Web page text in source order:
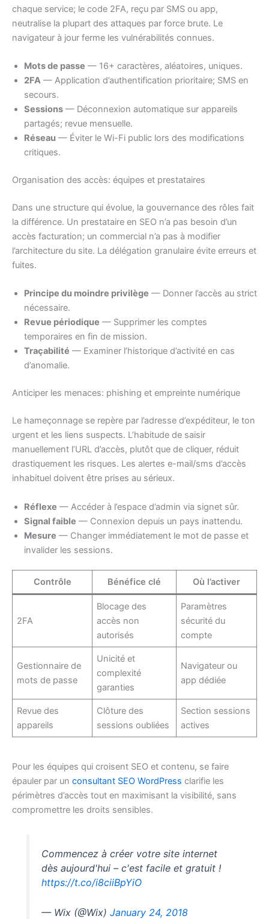
chaque service; le code 2FA, reçu par SMS ou app,
neutralise la plupart des attaques par force brute. Le
navigateur à jour ferme les vulnérabilités connues.
Mots de passe — 16+ caractères, aléatoires, uniques.
2FA — Application d’authentification prioritaire; SMS en
secours.
Sessions — Déconnexion automatique sur appareils
partagés; revue mensuelle.
Réseau — Éviter le Wi-Fi public lors des modifications
critiques.
Organisation des accès: équipes et prestataires
Dans une structure qui évolue, la gouvernance des rôles fait
la différence. Un prestataire en SEO n’a pas besoin d’un
accès facturation; un commercial n’a pas à modifier
l’architecture du site. La délégation granulaire évite erreurs et
fuites.
Principe du moindre privilège — Donner l’accès au strict
nécessaire.
Revue périodique — Supprimer les comptes
temporaires en fin de mission.
Traçabilité — Examiner l’historique d’activité en cas
d’anomalie.
Anticiper les menaces: phishing et empreinte numérique
Le hameçonnage se repère par l’adresse d’expéditeur, le ton
urgent et les liens suspects. L’habitude de saisir
manuellement l’URL d’accès, plutôt que de cliquer, réduit
drastiquement les risques. Les alertes e-mail/sms d’accès
inhabituel doivent être prises au sérieux.
Réflexe — Accéder à l’espace d’admin via signet sûr.
Signal faible — Connexion depuis un pays inattendu.
Mesure — Changer immédiatement le mot de passe et
invalider les sessions.
Contrôle Bénéfice clé Où l’activer
2FA
Blocage des
accès non
autorisés
Paramètres
sécurité du
compte
Gestionnaire de
mots de passe
Unicité et
complexité
garanties
Navigateur ou
app dédiée
Revue des
appareils
Clôture des
sessions oubliées
Section sessions
actives
Pour les équipes qui croisent SEO et contenu, se faire
épauler par un consultant SEO WordPress clarifie les
périmètres d’accès tout en maximisant la visibilité, sans
compromettre les droits sensibles.
Commencez à créer votre site internet
dès aujourd'hui – c'est facile et gratuit !
https://t.co/i8ciiBpYiO
— Wix (@Wix)January 24, 2018